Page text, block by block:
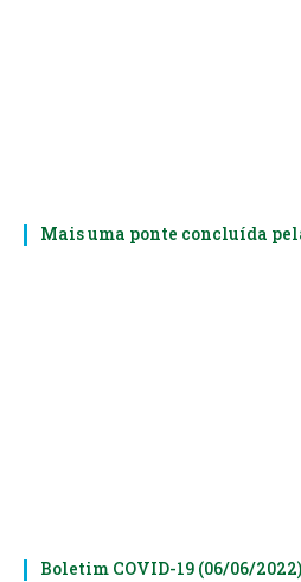
Mais uma ponte concluída
Boletim COVID-19 (06/06/2022)